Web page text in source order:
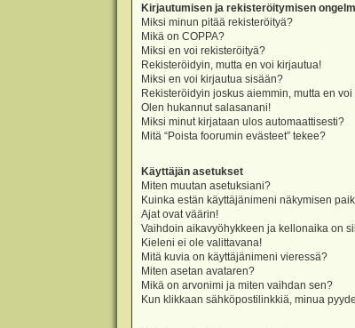
Kirjautumisen ja rekisteröitymisen
Miksi minun pitää rekisteröityä?
Mikä on COPPA?
Miksi en voi rekisteröityä?
Rekisteröidyin, mutta en voi kirjautua!
Miksi en voi kirjautua sisään?
Rekisteröidyin joskus aiemmin, mutta en
Olen hukannut salasanani!
Miksi minut kirjataan ulos automaattisesti?
Mitä “Poista foorumin evästeet” tekee?
Käyttäjän asetukset
Miten muutan asetuksiani?
Kuinka estän käyttäjänimeni näkymisen
Ajat ovat väärin!
Vaihdoin aikavyöhykkeen ja kellonaika on
Kieleni ei ole valittavana!
Mitä kuvia on käyttäjänimeni vieressä?
Miten asetan avataren?
Mikä on arvonimi ja miten vaihdan sen?
Kun klikkaan sähköpostilinkkiä, minua